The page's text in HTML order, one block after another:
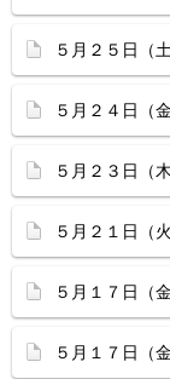
５月２５日（
５月２４日（
５月２３日（
５月２１日（
５月１７日（
５月１７日（